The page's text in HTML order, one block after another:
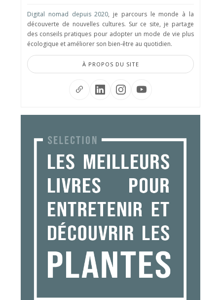
Digital nomad depuis 2020, je parcours le monde à la
découverte de nouvelles cultures. Sur ce site, je partage
des conseils pratiques pour adopter un mode de vie plus
écologique et améliorer son bien-être au quotidien.
À PROPOS DU SITE